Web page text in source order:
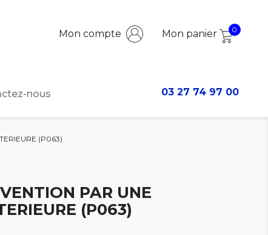
Mon compte Mon panier 0
nous 03 27 74 97 00
(P063)
PAR UNE
(P063)